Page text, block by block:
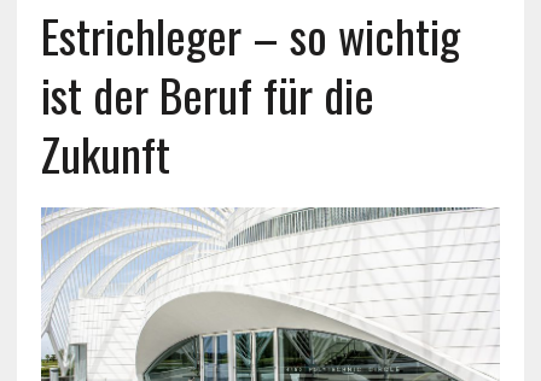
Estrichleger – so wichtig
ist der Beruf für die
Zukunft